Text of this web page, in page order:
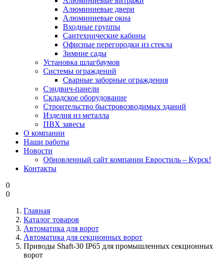
Алюминиевые двери
Алюминиевые окна
Входные группы
Сантехнические кабины
Офисные перегородки из стекла
Зимние сады
Установка шлагбаумов
Системы ограждений
Cварные заборные ограждения
Сэндвич-панели
Складское оборудование
Строительство быстровозводимых зданий
Изделия из металла
ПВХ завесы
О компании
Наши работы
Новости
Обновленный сайт компании Евростиль – Курск!
Контакты
0
0
Главная
Каталог товаров
Автоматика для ворот
Автоматика для секционных ворот
Приводы Shaft-30 IP65 для промышленных секционных
ворот